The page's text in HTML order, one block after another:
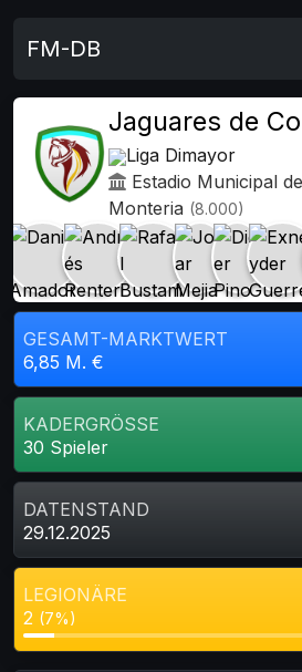
FM-DB
Jaguares de
Liga Dimayor
Estadio Municipal
Monteria (8.000)
GESAMT-MARKTWERT
6,85 M. €
KADERGRÖSSE
30 Spieler
DATENSTAND
29.12.2025
LEGIONÄRE
2 (7%)